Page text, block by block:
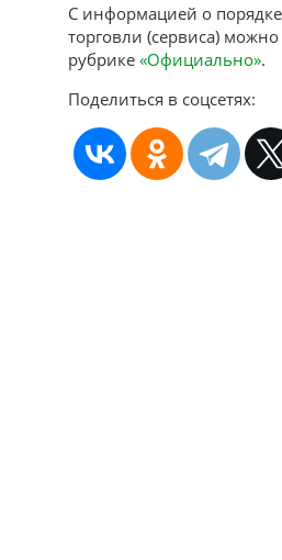
С информацией о
торговли (сервиса)
рубрике «Официально».
Поделиться в соцсетях: